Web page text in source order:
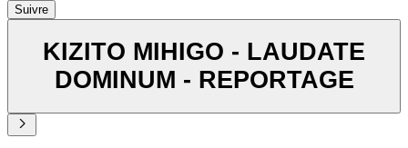
Suivre
KIZITO MIHIGO - LAUDATE
DOMINUM - REPORTAGE